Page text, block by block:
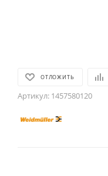
ОТЛОЖИТЬ
Артикул: 1457580120